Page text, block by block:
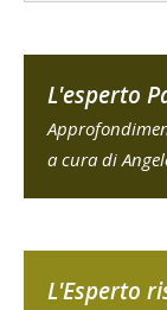
L'esperto
a cura di
L'Esperto